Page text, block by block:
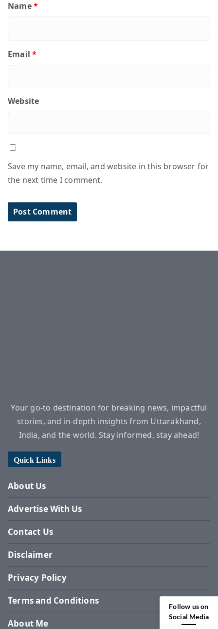
Name*
Email*
Website
Save my name, email, and website in this browser for
the next time I comment.
Your go-to destination for breaking news, impactful
stories, and in-depth insights from Uttarakhand,
India, and the world. Stay informed, stay ahead!
Quick Links
About Us
Advertise With Us
Contact Us
Disclaimer
Privacy Policy
Terms and Conditions
About Me
Follow us on
Social Media